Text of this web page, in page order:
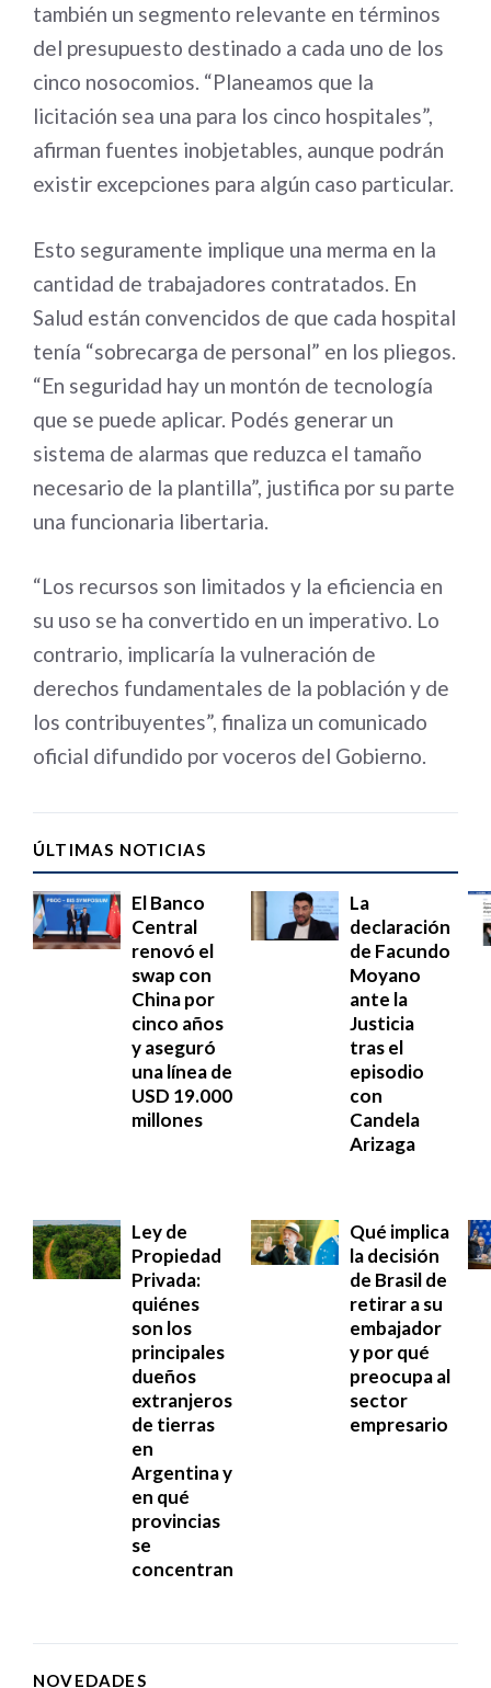
también un segmento relevante en términos
del presupuesto destinado a cada uno de los
cinco nosocomios. “Planeamos que la
licitación sea una para los cinco hospitales”,
afirman fuentes inobjetables, aunque podrán
existir excepciones para algún caso particular.
Esto seguramente implique una merma en la
cantidad de trabajadores contratados. En
Salud están convencidos de que cada hospital
tenía “sobrecarga de personal” en los pliegos.
“En seguridad hay un montón de tecnología
que se puede aplicar. Podés generar un
sistema de alarmas que reduzca el tamaño
necesario de la plantilla”, justifica por su parte
una funcionaria libertaria.
“Los recursos son limitados y la eficiencia en
su uso se ha convertido en un imperativo. Lo
contrario, implicaría la vulneración de
derechos fundamentales de la población y de
los contribuyentes”, finaliza un comunicado
oficial difundido por voceros del Gobierno.
ÚLTIMAS NOTICIAS
El Banco
Central
renovó el
swap con
China por
cinco años
y aseguró
una línea de
USD 19.000
millones
La
declaración
de Facundo
Moyano
ante la
Justicia
tras el
episodio
con
Candela
Arizaga
Ley de
Propiedad
Privada:
quiénes
son los
principales
dueños
extranjeros
de tierras
en
Argentina y
en qué
provincias
se
concentran
Qué implica
la decisión
de Brasil de
retirar a su
embajador
y por qué
preocupa al
sector
empresario
NOVEDADES